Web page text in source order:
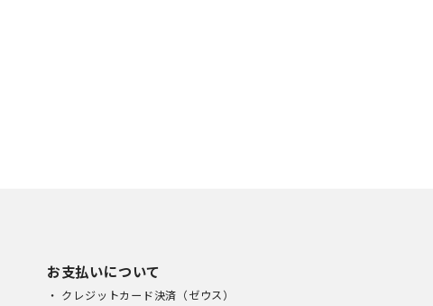
お支払いについて
・ クレジットカード決済（ゼウス）